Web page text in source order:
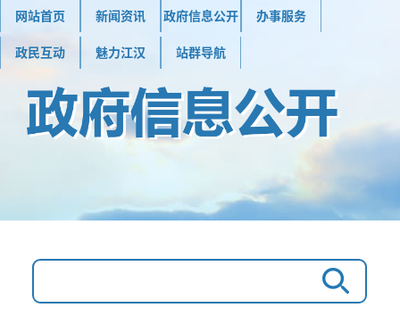
网站首页 新闻资讯 政府信息公开 办事服务
政民互动 魅力江汉 站群导航